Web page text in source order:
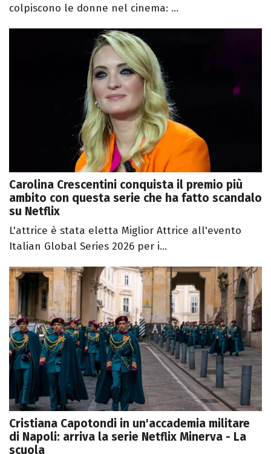
colpiscono le donne nel cinema: ...
Carolina Crescentini conquista il premio più
ambito con questa serie che ha fatto scandalo
su Netflix
L'attrice è stata eletta Miglior Attrice all'evento
Italian Global Series 2026 per i...
Cristiana Capotondi in un'accademia militare
di Napoli: arriva la serie Netflix Minerva - La
scuola